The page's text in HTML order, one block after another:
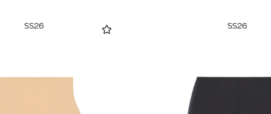
SS26 SS26